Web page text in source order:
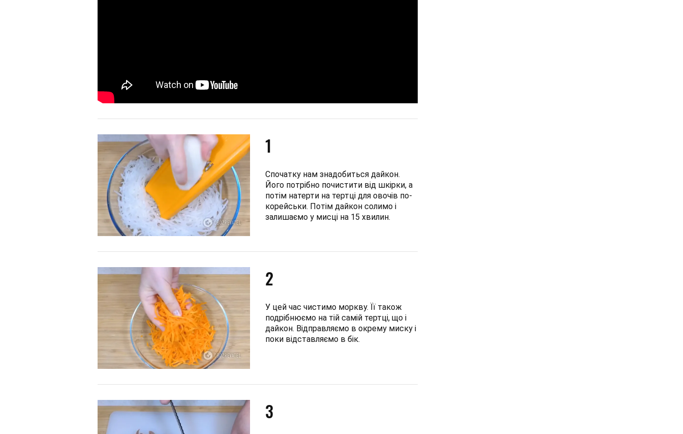
1
Спочатку нам знадобиться дайкон.
Його потрібно почистити від шкірки, а
потім натерти на тертці для овочів по-
корейськи. Потім дайкон солимо і
залишаємо у мисці на 15 хвилин.
2
У цей час чистимо моркву. Її також
подрібнюємо на тій самій тертці, що і
дайкон. Відправляємо в окрему миску і
поки відставляємо в бік.
3